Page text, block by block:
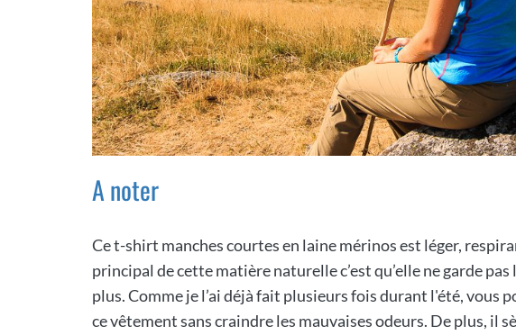
A noter
Ce t-shirt manches courtes en laine mérinos est léger,
principal de cette matière naturelle c’est qu’elle ne garde pas
plus. Comme je l’ai déjà fait plusieurs fois durant l'été, vous
ce vêtement sans craindre les mauvaises odeurs. De plus, il